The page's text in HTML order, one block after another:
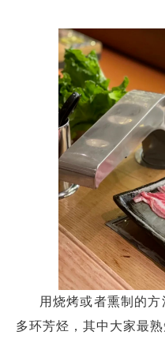
用烧烤或者熏制的
多环芳烃，其中大家最